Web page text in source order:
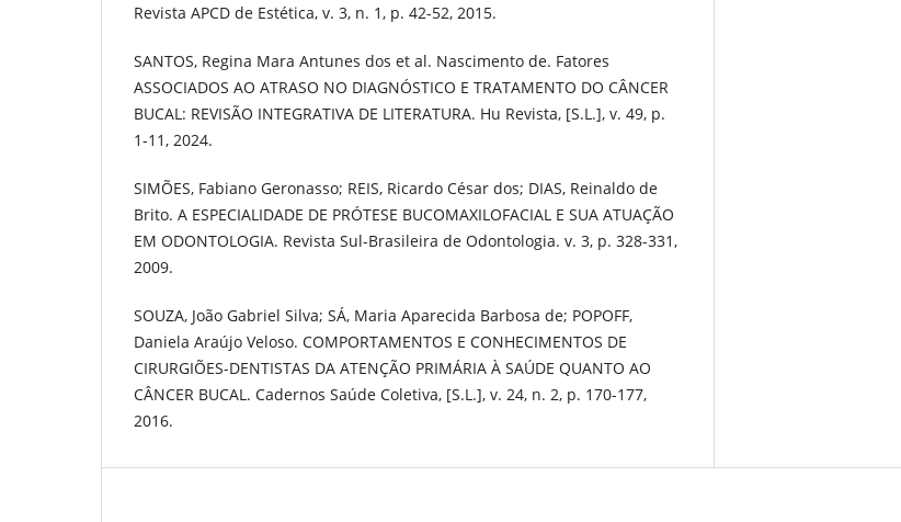
Revista APCD de Estética, v. 3, n. 1, p. 42-52, 2015.
SANTOS, Regina Mara Antunes dos et al. Nascimento de. Fatores
ASSOCIADOS AO ATRASO NO DIAGNÓSTICO E TRATAMENTO DO CÂNCER
BUCAL: REVISÃO INTEGRATIVA DE LITERATURA. Hu Revista, [S.L.], v. 49, p.
1-11, 2024.
SIMÕES, Fabiano Geronasso; REIS, Ricardo César dos; DIAS, Reinaldo de
Brito. A ESPECIALIDADE DE PRÓTESE BUCOMAXILOFACIAL E SUA ATUAÇÃO
EM ODONTOLOGIA. Revista Sul-Brasileira de Odontologia. v. 3, p. 328-331,
2009.
SOUZA, João Gabriel Silva; SÁ, Maria Aparecida Barbosa de; POPOFF,
Daniela Araújo Veloso. COMPORTAMENTOS E CONHECIMENTOS DE
CIRURGIÕES-DENTISTAS DA ATENÇÃO PRIMÁRIA À SAÚDE QUANTO AO
CÂNCER BUCAL. Cadernos Saúde Coletiva, [S.L.], v. 24, n. 2, p. 170-177,
2016.